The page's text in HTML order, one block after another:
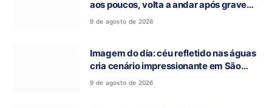
aos poucos, volta a andar após grave
acidente na GO-118, em Campos Belos-
9 de agosto de 2026
Imagem do dia: céu refletido nas águas
cria cenário impressionante em São
Domingos-GO
9 de agosto de 2026